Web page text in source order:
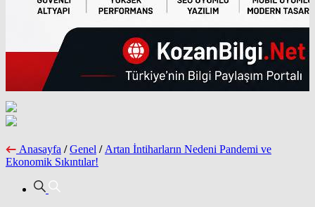
Anasayfa / Genel / Artan İntiharların Nedeni Pandemi ve
Ekonomik Sıkıntılar!